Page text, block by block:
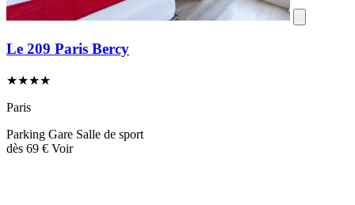
Le 209 Paris Bercy
★★★★
Paris
Parking Gare Salle de sport
dès 69 € Voir